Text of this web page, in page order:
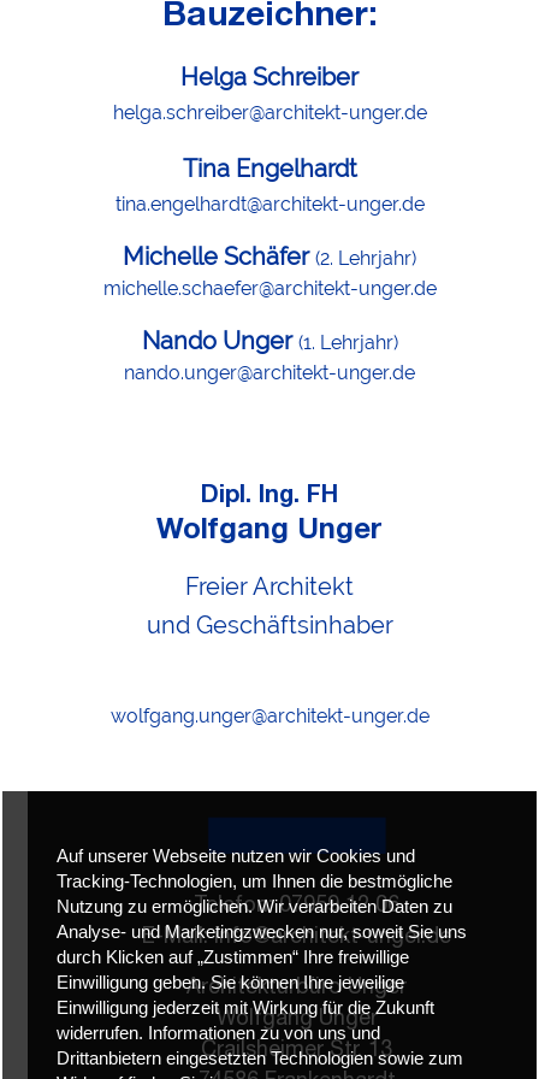
Bauzeichner:
Helga Schreiber
helga.schreiber@architekt-unger.de
Tina Engelhardt
tina.engelhardt@architekt-unger.de
Michelle Schäfer (2. Lehrjahr)
michelle.schaefer@architekt-unger.de
Nando Unger (1. Lehrjahr)
nando.unger@architekt-unger.de
Dipl. Ing. FH
Wolfgang Unger
Freier Architekt
und Geschäftsinhaber
wolfgang.unger@architekt-unger.de
Telefon: 07959 12 06
E-Mail:info@architekt-unger.de
Architekturbüro Unger
Wolfgang Unger
Crailsheimer Str. 13
Auf unserer Webseite nutzen wir Cookies und
Tracking-Technologien, um Ihnen die bestmögliche
Nutzung zu ermöglichen. Wir verarbeiten Daten zu
Analyse- und Marketingzwecken nur, soweit Sie uns
durch Klicken auf „Zustimmen“ Ihre freiwillige
Einwilligung geben. Sie können Ihre jeweilige
Einwilligung jederzeit mit Wirkung für die Zukunft
widerrufen. Informationen zu von uns und
Drittanbietern eingesetzten Technologien sowie zum